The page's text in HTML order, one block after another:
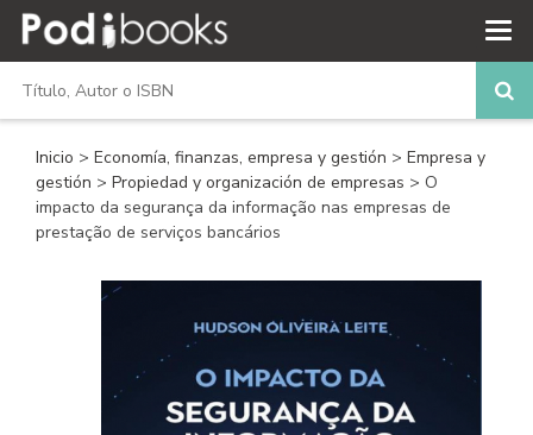
Inicio > Economía, finanzas, empresa y gestión > Empresa y
gestión > Propiedad y organización de empresas > O
impacto da segurança da informação nas empresas de
prestação de serviços bancários